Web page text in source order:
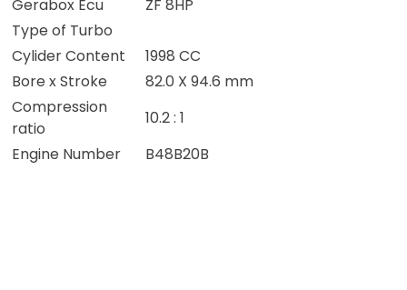
Gerabox Ecu
ZF 8HP
Type of Turbo
Cylider Content
1998 CC
Bore x Stroke
82.0 X 94.6 mm
Compression
ratio
10.2 : 1
Engine Number
B48B20B